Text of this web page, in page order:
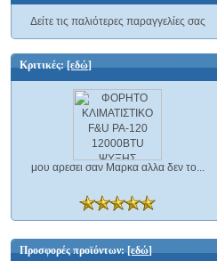
Δείτε τις παλιότερες παραγγελίες σας
Κριτικές:[εδώ]
μου αρεσει σαν Μαρκα αλλα δεν το...
Προσφορές προϊόντων:[εδώ]